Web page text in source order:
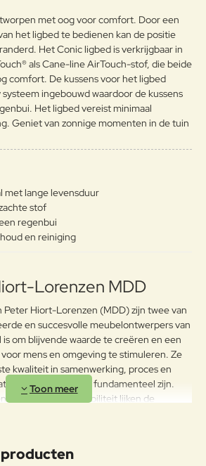
code wordt niet vertaald!
Goed
met oog voor comfort. Door een
het ligbed te bedienen kan de positie
Het Conic ligbed is verkrijgbaar in
als Cane-line AirTouch-stof, die beide
comfort. De kussens voor het ligbed
ingebouwd waardoor de kussens
Het ligbed vereist minimaal
Geniet van zonnige momenten in de tuin
met lange levensduur
stof
regenbui
en reiniging
Lorenzen MDD
Peter Hiort-Lorenzen (MDD) zijn twee van
en succesvolle meubelontwerpers van
om blijvende waarde te creëren en een
mens en omgeving te stimuleren. Ze
kwaliteit in samenwerking, proces en
kennis en innovatie fundamenteel zijn.
gebruik van flexibiliteit lijken de